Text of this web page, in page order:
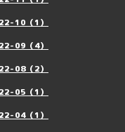
10（1）
09（4）
08（2）
05（1）
04（1）